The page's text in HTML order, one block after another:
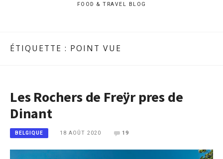
FOOD & TRAVEL BLOG
ÉTIQUETTE : POINT VUE
Les Rochers de Freÿr pres de
Dinant
BELGIQUE 18 AOÛT 2020 19